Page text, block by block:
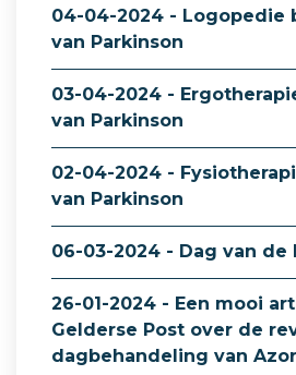
04-04-2024 - Logopedie
van Parkinson
03-04-2024 -
van Parkinson
02-04-2024 -
van Parkinson
06-03-2024 - Dag van de
26-01-2024 - Een mooi
Gelderse Post over de
dagbehandeling van